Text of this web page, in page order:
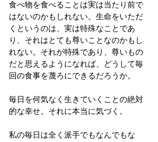
食べ物を食べることは実は当たり前で
はないのかもしれない。生命をいただ
くというのは、実は特殊なことであ
り、それはとても尊いことなのかもし
れない。それが特殊であり、尊いもの
だと思えるようになれば、どうして毎
回の食事を蔑ろにできるだろうか。
毎日を何気なく生きていくことの絶対
的な幸せ。それに本当に気づく。
私の毎日は全く派手でもなんでもな